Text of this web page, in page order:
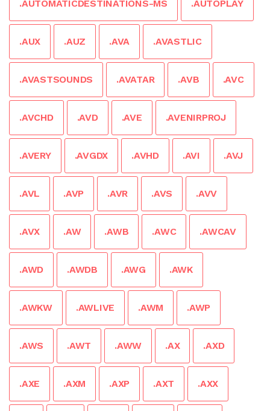
.AUTOMATICDESTINATIONS-MS .AUTOPLAY
.AUX .AUZ .AVA .AVASTLIC
.AVASTSOUNDS .AVATAR .AVB .AVC
.AVCHD .AVD .AVE .AVENIRPROJ
.AVERY .AVGDX .AVHD .AVI .AVJ
.AVL .AVP .AVR .AVS .AVV
.AVX .AW .AWB .AWC .AWCAV
.AWD .AWDB .AWG .AWK
.AWKW .AWLIVE .AWM .AWP
.AWS .AWT .AWW .AX .AXD
.AXE .AXM .AXP .AXT .AXX